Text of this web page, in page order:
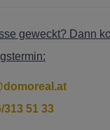
geweckt? Dann
313 51 33